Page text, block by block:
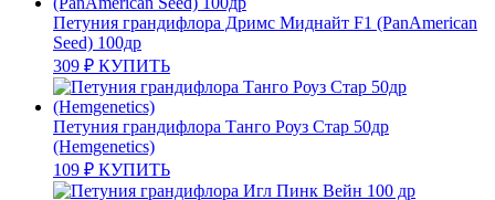
Петуния грандифлора Дримс Миднайт F1 (PanAmerican
Seed) 100др
309 ₽ КУПИТЬ
Петуния грандифлора Танго Роуз Стар 50др
(Hemgenetics)
109 ₽ КУПИТЬ